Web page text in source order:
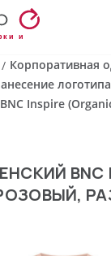
и
/ Корпоративная
логотипа
Inspire
BNC